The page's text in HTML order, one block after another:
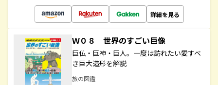
詳細を見る
Ｗ０８ 世界のすごい巨像
巨仏・巨神・巨人。一度は訪れたい愛すべ
き巨大造形を解説
旅の図鑑